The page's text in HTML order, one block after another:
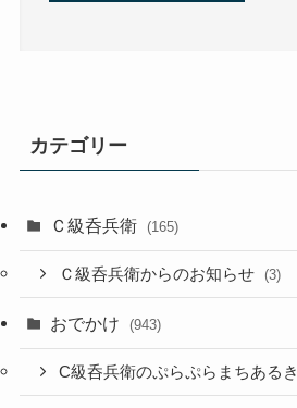
カテゴリー
Ｃ級呑兵衛 (165)
Ｃ級呑兵衛からのお知らせ (3)
おでかけ (943)
C級呑兵衛のぷらぷらまちあるき